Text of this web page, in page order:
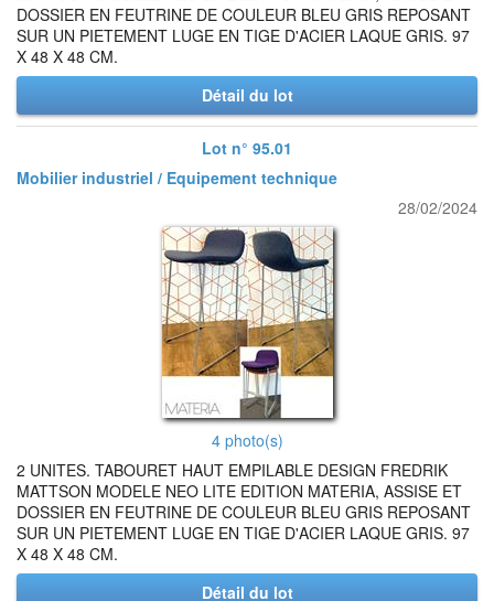
DOSSIER EN FEUTRINE DE COULEUR BLEU GRIS REPOSANT
SUR UN PIETEMENT LUGE EN TIGE D'ACIER LAQUE GRIS. 97
X 48 X 48 CM.
Détail du lot
Lot n° 95.01
Mobilier industriel / Equipement technique
28/02/2024
4 photo(s)
2 UNITES. TABOURET HAUT EMPILABLE DESIGN FREDRIK
MATTSON MODELE NEO LITE EDITION MATERIA, ASSISE ET
DOSSIER EN FEUTRINE DE COULEUR BLEU GRIS REPOSANT
SUR UN PIETEMENT LUGE EN TIGE D'ACIER LAQUE GRIS. 97
X 48 X 48 CM.
Détail du lot